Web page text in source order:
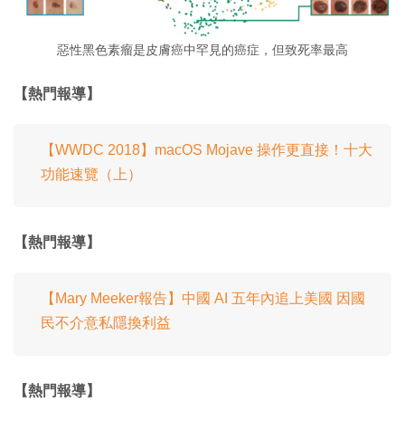
惡性黑色素瘤是皮膚癌中罕見的癌症，但致死率最高
【熱門報導】
【WWDC 2018】macOS Mojave 操作更直接！十大
功能速覽（上）
【熱門報導】
【Mary Meeker報告】中國 AI 五年內追上美國 因國
民不介意私隱換利益
【熱門報導】